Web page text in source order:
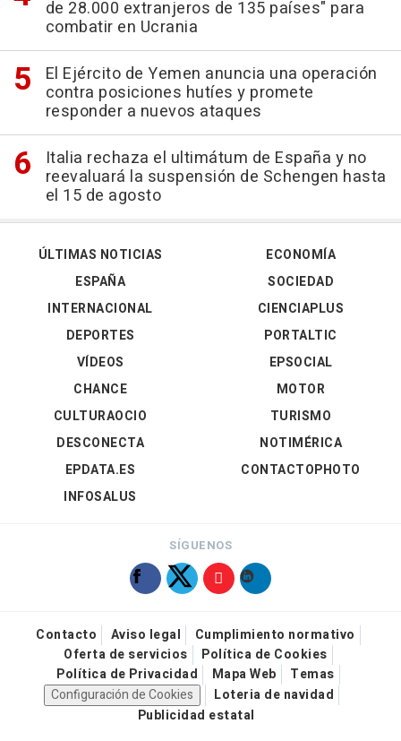
de 28.000 extranjeros de 135 países" para
combatir en Ucrania
El Ejército de Yemen anuncia una operación
contra posiciones hutíes y promete
responder a nuevos ataques
Italia rechaza el ultimátum de España y no
reevaluará la suspensión de Schengen hasta
el 15 de agosto
ÚLTIMAS NOTICIAS
ESPAÑA
INTERNACIONAL
DEPORTES
VÍDEOS
ECONOMÍA
SOCIEDAD
CIENCIAPLUS
PORTALTIC
EPSOCIAL
CHANCE
CULTURAOCIO
DESCONECTA
EPDATA.ES
INFOSALUS
MOTOR
TURISMO
NOTIMÉRICA
CONTACTOPHOTO
SÍGUENOS
Contacto Aviso legal
Cumplimiento normativo
Oferta de servicios
Política de Cookies
Política de Privacidad
Mapa Web
Temas
Configuración de Cookies
Loteria de navidad
Publicidad estatal